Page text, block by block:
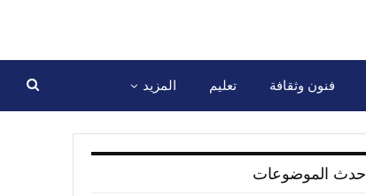
فنون وثقافة تعليم المزيد
أحدث الموضوعات